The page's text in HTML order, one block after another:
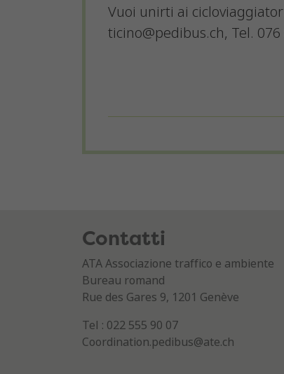
Vuoi unirti ai
ticino@pedibus.ch, Tel. 076
Contatti
ATA Associazione traffico e ambiente
Bureau romand
Rue des Gares 9, 1201 Genève
Tel : 022 555 90 07
Coordination.pedibus@ate.ch